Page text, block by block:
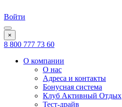
Войти
×
8 800 777 73 60
О компании
О нас
Адреса и контакты
Бонусная система
Клуб Активный Отдых
Тест-драйв